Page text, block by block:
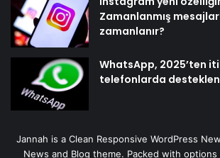
Zamanlanmış
zamanlanır?
WhatsApp, 2025’ten
telefonlarda
Jannah is a Clean Responsive WordPress
News and Blog theme. Packed with